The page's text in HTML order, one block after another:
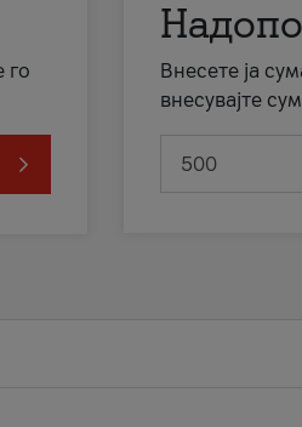
го
Внесете ја
внесувајте